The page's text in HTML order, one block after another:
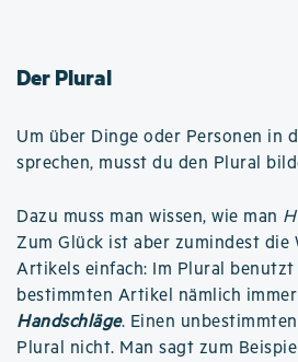
Der Plural
Um über Dinge oder Personen in
sprechen, musst du den Plural
Dazu muss man wissen, wie man
Zum Glück ist aber zumindest die
Artikels einfach: Im Plural benutzt
bestimmten Artikel nämlich immer
Handschläge. Einen
Plural nicht. Man sagt zum